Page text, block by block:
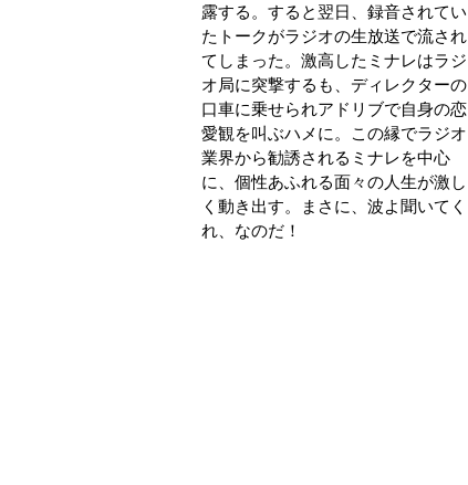
露する。すると翌日、録音されてい
たトークがラジオの生放送で流され
てしまった。激高したミナレはラジ
オ局に突撃するも、ディレクターの
口車に乗せられアドリブで自身の恋
愛観を叫ぶハメに。この縁でラジオ
業界から勧誘されるミナレを中心
に、個性あふれる面々の人生が激し
く動き出す。まさに、波よ聞いてく
れ、なのだ！